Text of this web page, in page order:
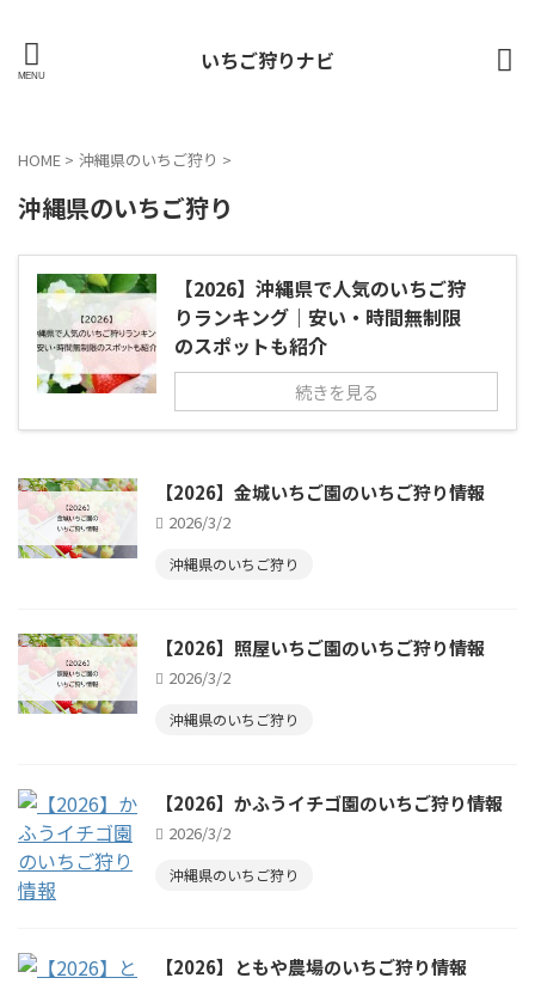
いちご狩りナビ
HOME > 沖縄県のいちご狩り >
沖縄県のいちご狩り
【2026】沖縄県で人気のいちご狩
りランキング｜安い・時間無制限
のスポットも紹介
続きを見る
【2026】金城いちご園のいちご狩り情報
2026/3/2
沖縄県のいちご狩り
【2026】照屋いちご園のいちご狩り情報
2026/3/2
沖縄県のいちご狩り
【2026】かふうイチゴ園のいちご狩り情報
2026/3/2
沖縄県のいちご狩り
【2026】ともや農場のいちご狩り情報